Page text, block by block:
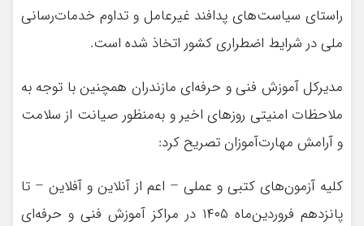
راستای سیاست‌های پدافند غیرعامل و تداوم خدمات‌رسانی
ملی در شرایط اضطراری کشور اتخاذ شده است.
مدیرکل آموزش فنی و حرفه‌ای مازندران همچنین با توجه به
ملاحظات امنیتی روزهای اخیر و به‌منظور صیانت از سلامت
و آرامش مهارت‌آموزان تصریح کرد:
کلیه آزمون‌های کتبی و عملی – اعم از آنلاین و آفلاین – تا
پانزدهم فروردین‌ماه ۱۴۰۵ در مراکز آموزش فنی و حرفه‌ای